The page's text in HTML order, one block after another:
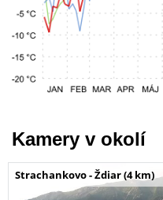
Kamery v okolí
Strachankovo - Ždiar (4 km)